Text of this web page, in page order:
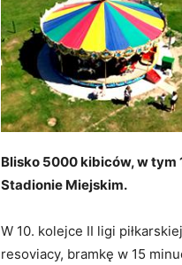
Blisko 5000 kibiców, w tym
Stadionie Miejskim.
W 10. kolejce II ligi
resoviacy, bramkę w 15